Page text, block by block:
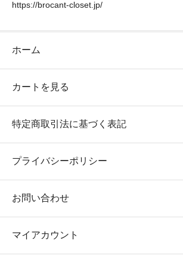
https://brocant-closet.jp/
ホーム
カートを見る
特定商取引法に基づく表記
プライバシーポリシー
お問い合わせ
マイアカウント